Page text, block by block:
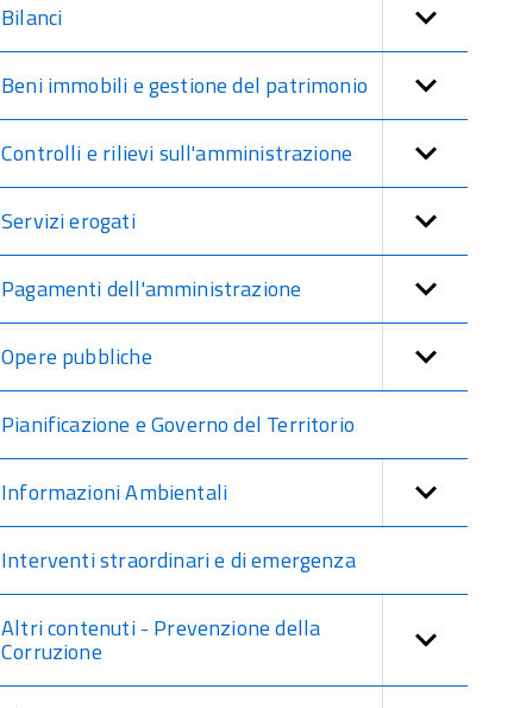
Bilanci
Beni immobili e gestione del patrimonio
Controlli e rilievi sull'amministrazione
Servizi erogati
Pagamenti dell'amministrazione
Opere pubbliche
Pianificazione e Governo del Territorio
Informazioni Ambientali
Interventi straordinari e di emergenza
Altri contenuti - Prevenzione della
Corruzione